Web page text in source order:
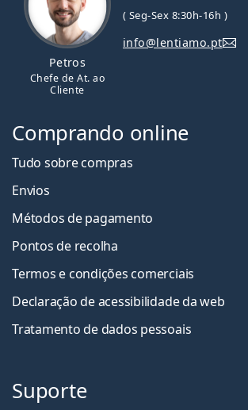
Petros
Chefe de At. ao
Cliente
( Seg-Sex 8:30h-16h )
info@lentiamo.pt
Comprando online
Tudo sobre compras
Envios
Métodos de pagamento
Pontos de recolha
Termos e condições comerciais
Declaração de acessibilidade da web
Tratamento de dados pessoais
Suporte